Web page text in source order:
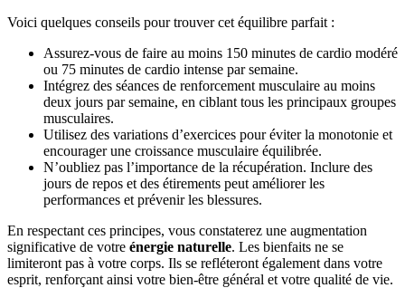
Voici quelques conseils pour trouver cet équilibre parfait :
Assurez-vous de faire au moins 150 minutes de cardio modéré
ou 75 minutes de cardio intense par semaine.
Intégrez des séances de renforcement musculaire au moins
deux jours par semaine, en ciblant tous les principaux groupes
musculaires.
Utilisez des variations d’exercices pour éviter la monotonie et
encourager une croissance musculaire équilibrée.
N’oubliez pas l’importance de la récupération. Inclure des
jours de repos et des étirements peut améliorer les
performances et prévenir les blessures.
En respectant ces principes, vous constaterez une augmentation
significative de votre énergie naturelle. Les bienfaits ne se
limiteront pas à votre corps. Ils se refléteront également dans votre
esprit, renforçant ainsi votre bien-être général et votre qualité de vie.